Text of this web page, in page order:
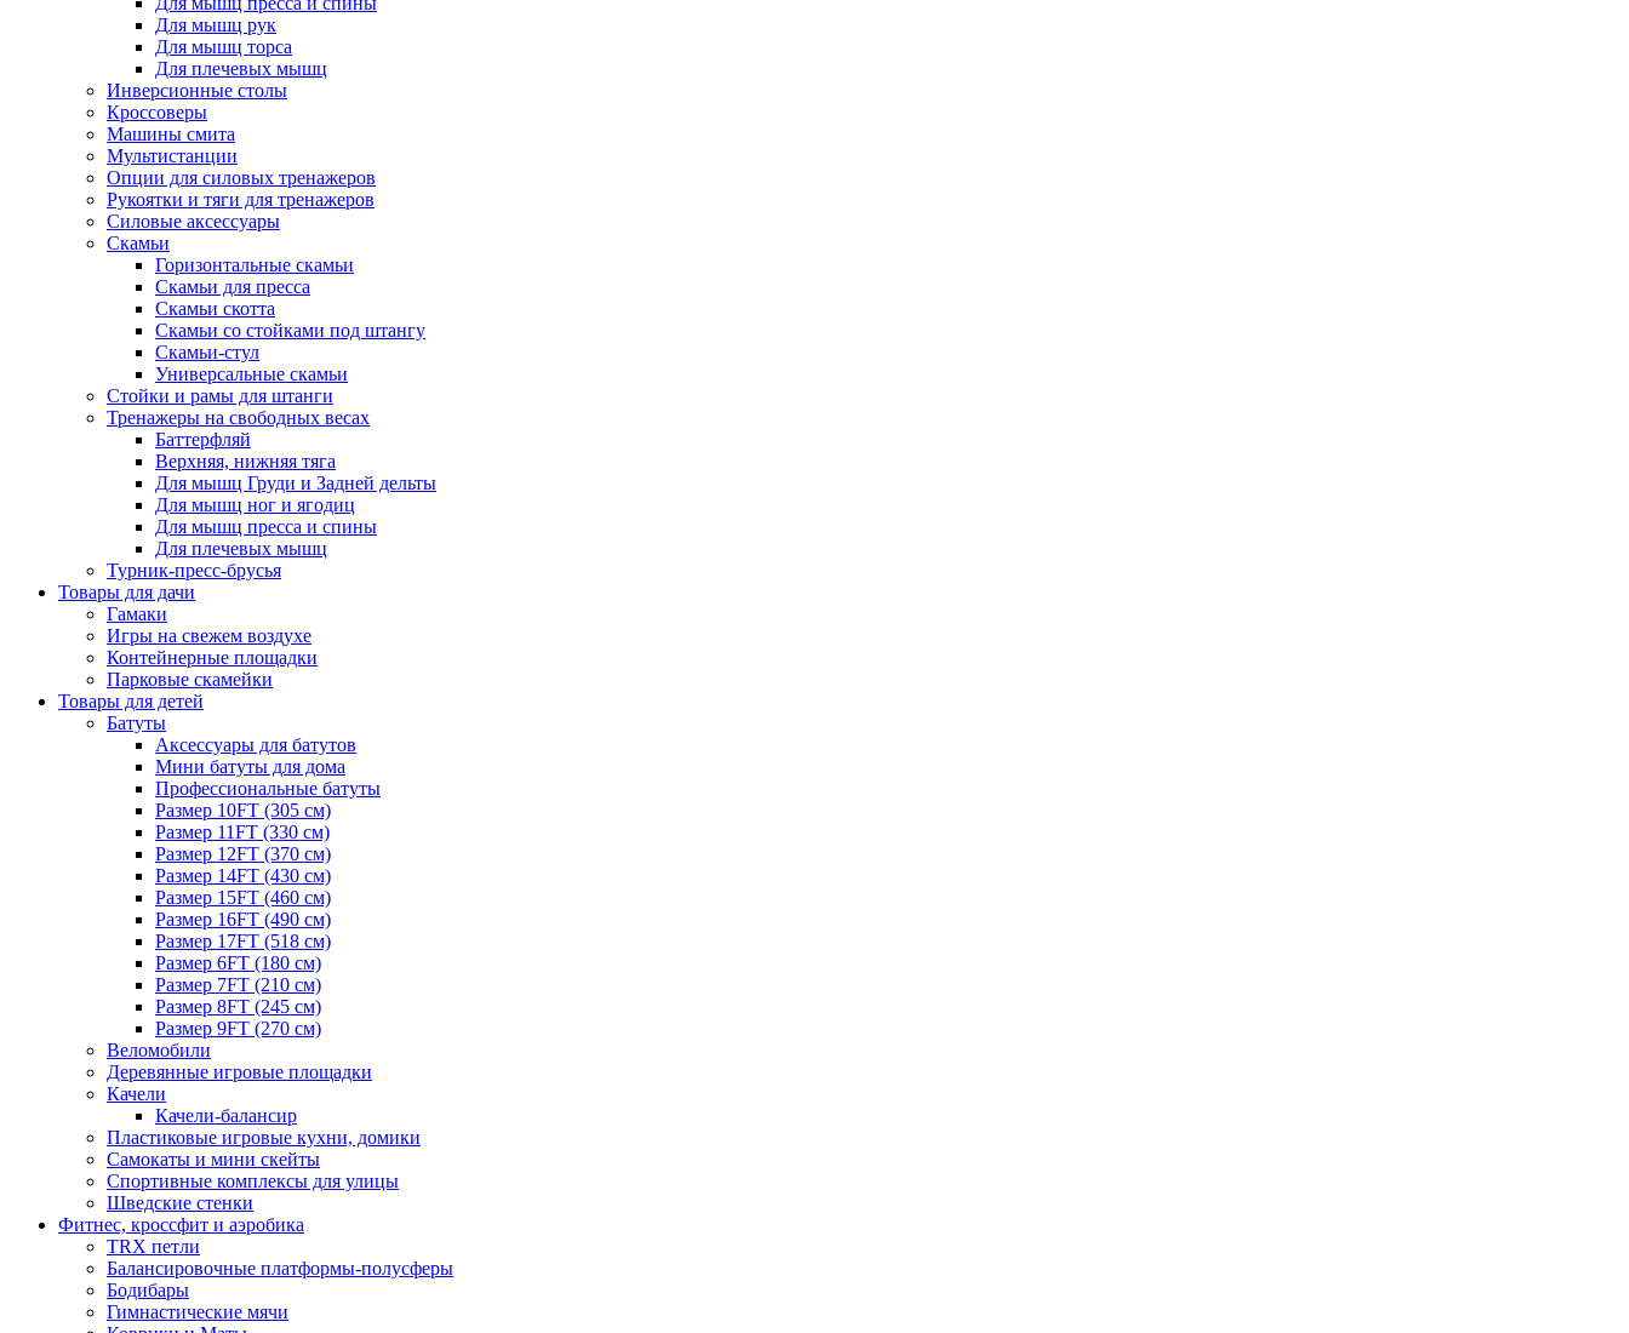
Для мышц рук
Для мышц торса
Для плечевых мышц
Инверсионные столы
Кроссоверы
Машины смита
Мультистанции
Опции для силовых тренажеров
Рукоятки и тяги для тренажеров
Силовые аксессуары
Скамьи
Горизонтальные скамьи
Скамьи для пресса
Скамьи скотта
Скамьи со стойками под штангу
Скамьи-стул
Универсальные скамьи
Стойки и рамы для штанги
Тренажеры на свободных весах
Баттерфляй
Верхняя, нижняя тяга
Для мышц Груди и Задней дельты
Для мышц ног и ягодиц
Для мышц пресса и спины
Для плечевых мышц
Турник-пресс-брусья
Товары для дачи
Гамаки
Игры на свежем воздухе
Контейнерные площадки
Парковые скамейки
Товары для детей
Батуты
Аксессуары для батутов
Мини батуты для дома
Профессиональные батуты
Размер 10FT (305 см)
Размер 11FT (330 см)
Размер 12FT (370 см)
Размер 14FT (430 см)
Размер 15FT (460 см)
Размер 16FT (490 см)
Размер 17FT (518 см)
Размер 6FT (180 см)
Размер 7FT (210 см)
Размер 8FT (245 см)
Размер 9FT (270 см)
Веломобили
Деревянные игровые площадки
Качели
Качели-балансир
Пластиковые игровые кухни, домики
Самокаты и мини скейты
Спортивные комплексы для улицы
Шведские стенки
Фитнес, кроссфит и аэробика
TRX петли
Балансировочные платформы-полусферы
Бодибары
Гимнастические мячи